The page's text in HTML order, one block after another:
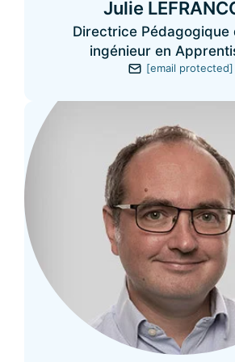
Julie
Directrice Pédagogique
ingénieur en
[email protected]